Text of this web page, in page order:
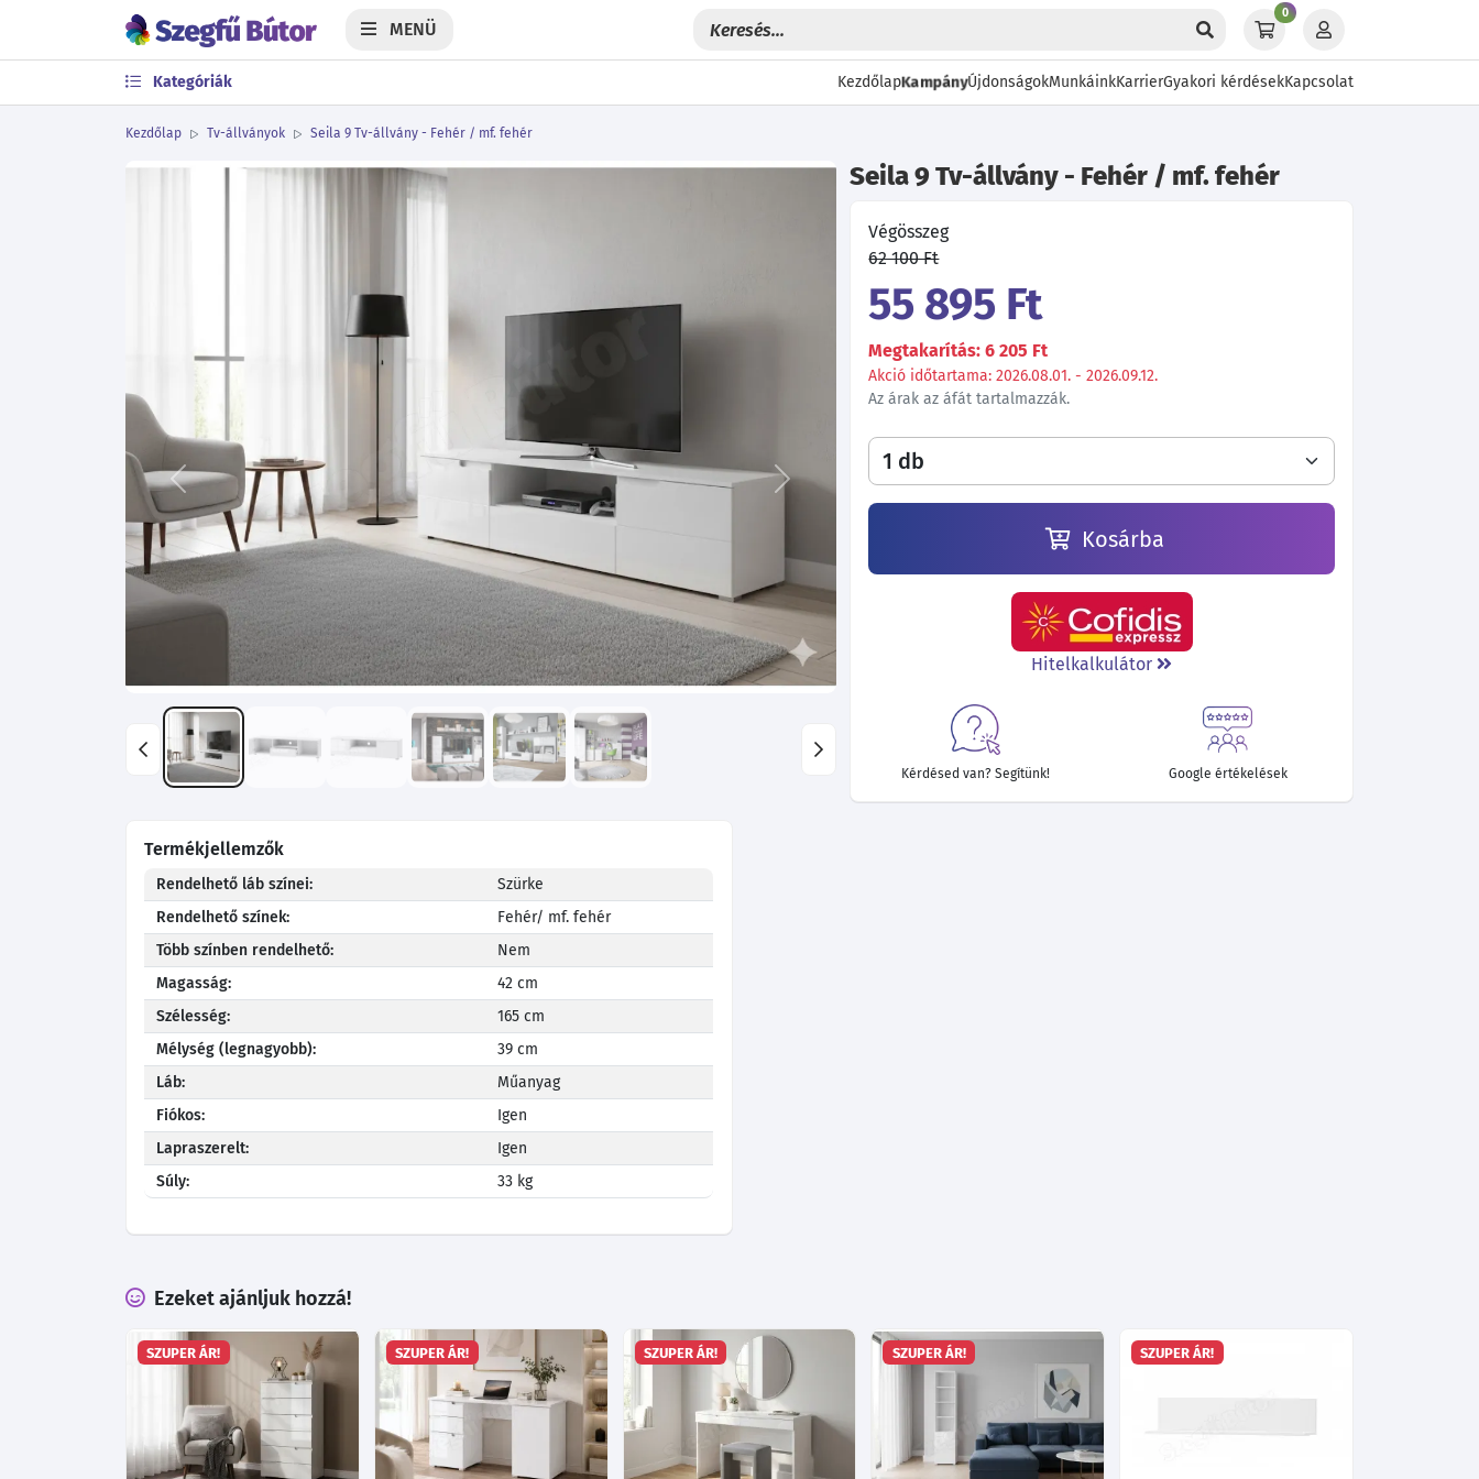
MENÜ
0
Kategóriák KezdőlapKampányÚjdonságokMunkáinkKarrierGyakori kérdésekKapcsolat
Kezdőlap Tv-állványok Seila 9 Tv-állvány - Fehér / mf. fehér
Előző Következő
Seila 9 Tv-állvány - Fehér / mf. fehér
Végösszeg
62 100 Ft
55 895 Ft
Megtakarítás: 6 205 Ft
Akció időtartama: 2026.08.01. - 2026.09.12.
Az árak az áfát tartalmazzák.
Kosárba
Hitelkalkulátor
Kérdésed van? Segítünk! Google értékelések
Termékjellemzők
Rendelhető láb színei:
Szürke
Rendelhető színek:
Fehér/ mf. fehér
Több színben rendelhető:
Nem
Magasság:
42 cm
Szélesség:
165 cm
Mélység (legnagyobb):
39 cm
Láb:
Műanyag
Fiókos:
Igen
Lapraszerelt:
Igen
Súly:
33 kg
Ezeket ajánljuk hozzá!
SZUPER ÁR! SZUPER ÁR! SZUPER ÁR! SZUPER ÁR! SZUPER ÁR!